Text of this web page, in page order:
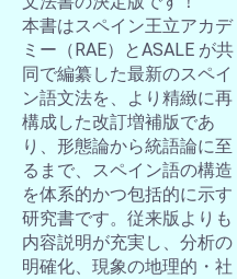
本書はスペイン王立アカデ
ミー（RAE）とASALE が共
同で編纂した最新のスペイ
ン語文法を、より精緻に再
構成した改訂増補版であ
り、形態論から統語論に至
るまで、スペイン語の構造
を体系的かつ包括的に示す
研究書です。従来版よりも
内容説明が充実し、分析の
明確化、現象の地理的・社